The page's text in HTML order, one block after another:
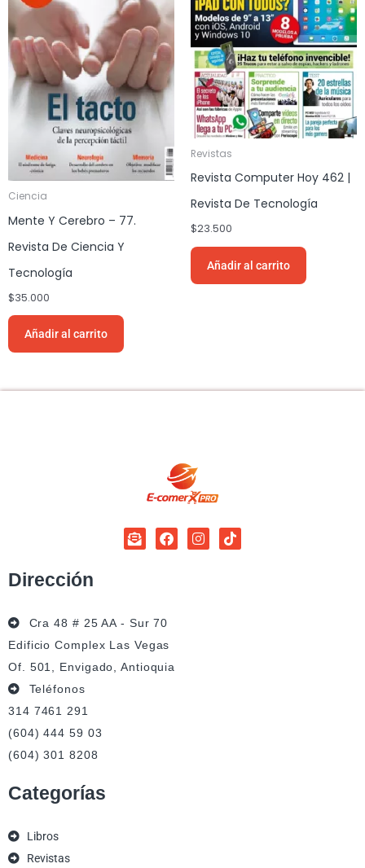
Ciencia
Mente Y Cerebro – 77.
Revista De Ciencia Y
Tecnología
$35.000
Añadir al carrito
Revistas
Revista Computer Hoy 462 |
Revista De Tecnología
$23.500
Añadir al carrito
Dirección
Cra 48 # 25 AA - Sur 70
Edificio Complex Las Vegas
Of. 501, Envigado, Antioquia
Teléfonos
314 7461 291
(604) 444 59 03
(604) 301 8208
Categorías
Libros
Revistas